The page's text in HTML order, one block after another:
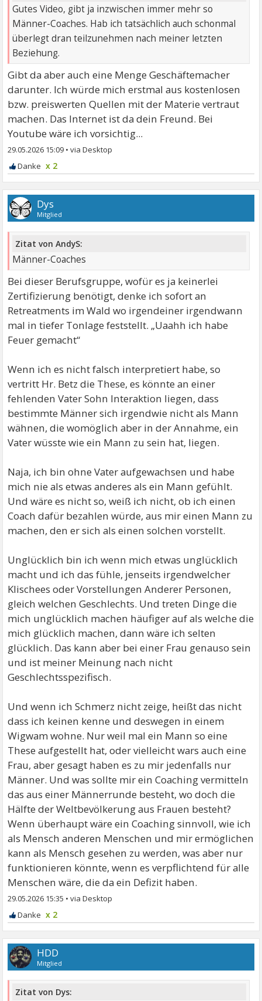
Gutes Video, gibt ja inzwischen immer mehr so
Männer-Coaches. Hab ich tatsächlich auch schonmal
überlegt dran teilzunehmen nach meiner letzten
Beziehung.
Gibt da aber auch eine Menge Geschäftemacher
darunter. Ich würde mich erstmal aus kostenlosen
bzw. preiswerten Quellen mit der Materie vertraut
machen. Das Internet ist da dein Freund. Bei
Youtube wäre ich vorsichtig...
29.05.2026 15:09 •
x 2
Dys
Mitglied
Zitat von AndyS:
Männer-Coaches
Bei dieser Berufsgruppe, wofür es ja keinerlei
Zertifizierung benötigt, denke ich sofort an
Retreatments im Wald wo irgendeiner irgendwann
mal in tiefer Tonlage feststellt. „Uaahh ich habe
Feuer gemacht“
Wenn ich es nicht falsch interpretiert habe, so
vertritt Hr. Betz die These, es könnte an einer
fehlenden Vater Sohn Interaktion liegen, dass
bestimmte Männer sich irgendwie nicht als Mann
wähnen, die womöglich aber in der Annahme, ein
Vater wüsste wie ein Mann zu sein hat, liegen.
Naja, ich bin ohne Vater aufgewachsen und habe
mich nie als etwas anderes als ein Mann gefühlt.
Und wäre es nicht so, weiß ich nicht, ob ich einen
Coach dafür bezahlen würde, aus mir einen Mann zu
machen, den er sich als einen solchen vorstellt.
Unglücklich bin ich wenn mich etwas unglücklich
macht und ich das fühle, jenseits irgendwelcher
Klischees oder Vorstellungen Anderer Personen,
gleich welchen Geschlechts. Und treten Dinge die
mich unglücklich machen häufiger auf als welche die
mich glücklich machen, dann wäre ich selten
glücklich. Das kann aber bei einer Frau genauso sein
und ist meiner Meinung nach nicht
Geschlechtsspezifisch.
Und wenn ich Schmerz nicht zeige, heißt das nicht
dass ich keinen kenne und deswegen in einem
Wigwam wohne. Nur weil mal ein Mann so eine
These aufgestellt hat, oder vielleicht wars auch eine
Frau, aber gesagt haben es zu mir jedenfalls nur
Männer. Und was sollte mir ein Coaching vermitteln
das aus einer Männerrunde besteht, wo doch die
Hälfte der Weltbevölkerung aus Frauen besteht?
Wenn überhaupt wäre ein Coaching sinnvoll, wie ich
als Mensch anderen Menschen und mir ermöglichen
kann als Mensch gesehen zu werden, was aber nur
funktionieren könnte, wenn es verpflichtend für alle
Menschen wäre, die da ein Defizit haben.
29.05.2026 15:35 •
x 2
HDD
Mitglied
Zitat von Dys: